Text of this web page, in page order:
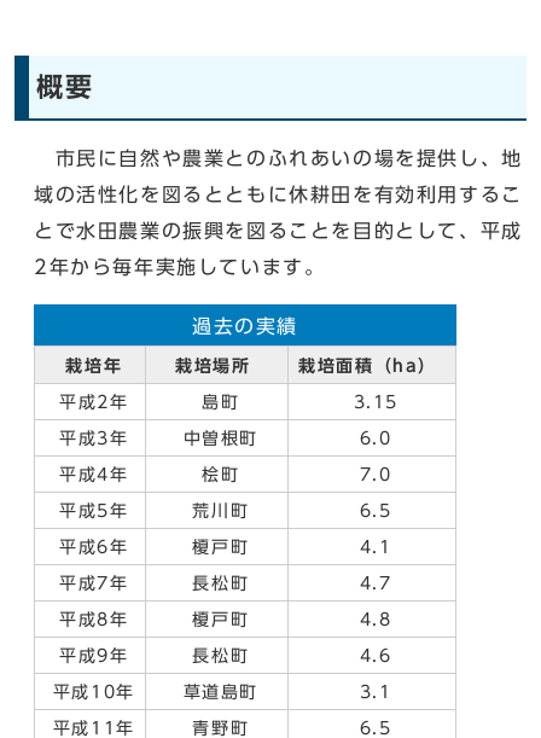
概要
市民に自然や農業とのふれあいの場を提供し、地
域の活性化を図るとともに休耕田を有効利用するこ
とで水田農業の振興を図ることを目的として、平成
2年から毎年実施しています。
過去の実績
栽培年 栽培場所 栽培面積（ha）
平成2年 島町 3.15
平成3年 中曽根町 6.0
平成4年 桧町 7.0
平成5年 荒川町 6.5
平成6年 榎戸町 4.1
平成7年 長松町 4.7
平成8年 榎戸町 4.8
平成9年 長松町 4.6
平成10年 草道島町 3.1
平成11年 青野町 6.5